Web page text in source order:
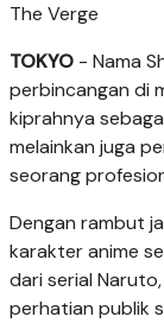
The Verge
TOKYO - Nama
perbincangan di
kiprahnya
melainkan juga
seorang
Dengan rambut
karakter anime
dari serial
perhatian publik